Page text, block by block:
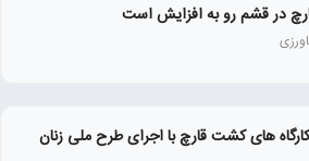
در قشم رو به افزایش است
های کشت قارچ با اجرای طرح ملی زنان